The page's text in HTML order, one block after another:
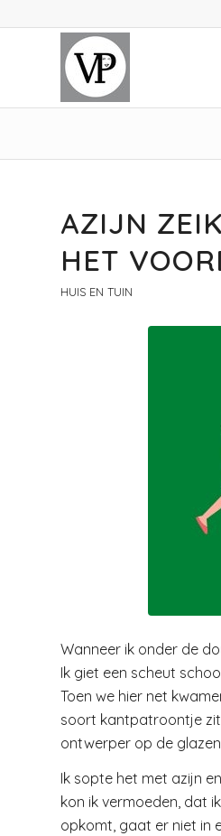
AZIJN
HET
HUIS EN TUIN
Wanneer ik onder de
Ik giet een scheut
Toen we hier net
soort kantpatroontje
ontwerper op de
Ik sopte het met azijn
kon ik vermoeden, dat
opkomt, gaat er niet in